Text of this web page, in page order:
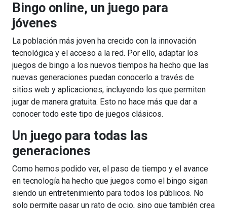
Bingo online, un juego para
jóvenes
La población más joven ha crecido con la innovación
tecnológica y el acceso a la red. Por ello, adaptar los
juegos de bingo a los nuevos tiempos ha hecho que las
nuevas generaciones puedan conocerlo a través de
sitios web y aplicaciones, incluyendo los que permiten
jugar de manera gratuita. Esto no hace más que dar a
conocer todo este tipo de juegos clásicos.
Un juego para todas las
generaciones
Como hemos podido ver, el paso de tiempo y el avance
en tecnología ha hecho que juegos como el bingo sigan
siendo un entretenimiento para todos los públicos. No
solo permite pasar un rato de ocio, sino que también crea